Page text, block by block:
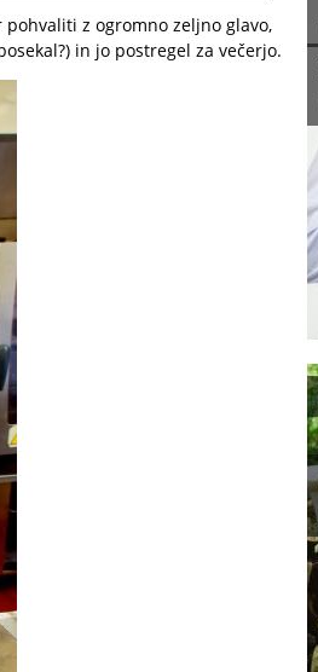
z ogromno zeljno glavo,
in jo postregel za večerjo.